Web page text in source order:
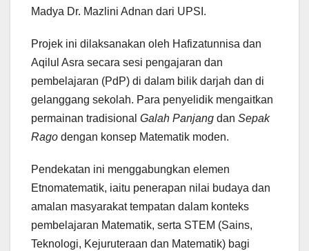
Madya Dr. Mazlini Adnan dari UPSI.
Projek ini dilaksanakan oleh Hafizatunnisa dan
Aqilul Asra secara sesi pengajaran dan
pembelajaran (PdP) di dalam bilik darjah dan di
gelanggang sekolah. Para penyelidik mengaitkan
permainan tradisional Galah Panjang dan Sepak
Rago dengan konsep Matematik moden.
Pendekatan ini menggabungkan elemen
Etnomatematik, iaitu penerapan nilai budaya dan
amalan masyarakat tempatan dalam konteks
pembelajaran Matematik, serta STEM (Sains,
Teknologi, Kejuruteraan dan Matematik) bagi